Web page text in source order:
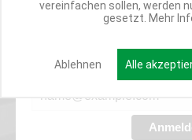
E-MAIL*
vereinfachen sollen, werden
gesetzt. Mehr
Ablehnen Alle